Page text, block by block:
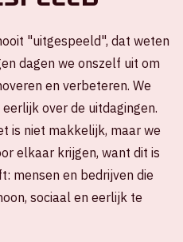
"uitgespeeld", dat weten
dagen we onszelf uit om
en verbeteren. We
over de uitdagingen.
is niet makkelijk, maar we
elkaar krijgen, want dit is
mensen en bedrijven die
sociaal en eerlijk te